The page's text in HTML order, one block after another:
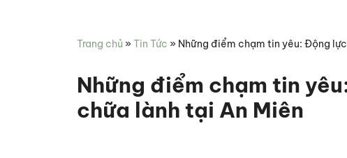
Trang chủ »Tin Tức » Những điểm chạm tin yêu: Động
Những điểm chạm tin
chữa lành tại An Miên